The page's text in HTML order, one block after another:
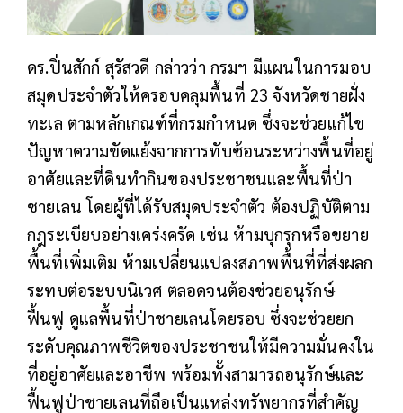
ดร.ปิ่นสักก์ สุรัสวดี กล่าวว่า กรมฯ มีแผนในการมอบ
สมุดประจำตัวให้ครอบคลุมพื้นที่ 23 จังหวัดชายฝั่ง
ทะเล ตามหลักเกณฑ์ที่กรมกำหนด ซึ่งจะช่วยแก้ไข
ปัญหาความขัดแย้งจากการทับซ้อนระหว่างพื้นที่อยู่
อาศัยและที่ดินทำกินของประชาชนและพื้นที่ป่า
ชายเลน โดยผู้ที่ได้รับสมุดประจำตัว ต้องปฏิบัติตาม
กฎระเบียบอย่างเคร่งครัด เช่น ห้ามบุกรุกหรือขยาย
พื้นที่เพิ่มเติม ห้ามเปลี่ยนแปลงสภาพพื้นที่ที่ส่งผลก
ระทบต่อระบบนิเวศ ตลอดจนต้องช่วยอนุรักษ์
ฟื้นฟู ดูแลพื้นที่ป่าชายเลนโดยรอบ ซึ่งจะช่วยยก
ระดับคุณภาพชีวิตของประชาชนให้มีความมั่นคงใน
ที่อยู่อาศัยและอาชีพ พร้อมทั้งสามารถอนุรักษ์และ
ฟื้นฟูป่าชายเลนที่ถือเป็นแหล่งทรัพยากรที่สำคัญ